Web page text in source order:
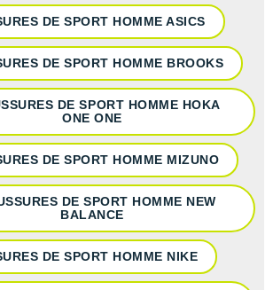
DE SPORT HOMME ASICS
DE SPORT HOMME BROOKS
DE SPORT HOMME HOKA
ONE ONE
DE SPORT HOMME MIZUNO
DE SPORT HOMME NEW
BALANCE
DE SPORT HOMME NIKE